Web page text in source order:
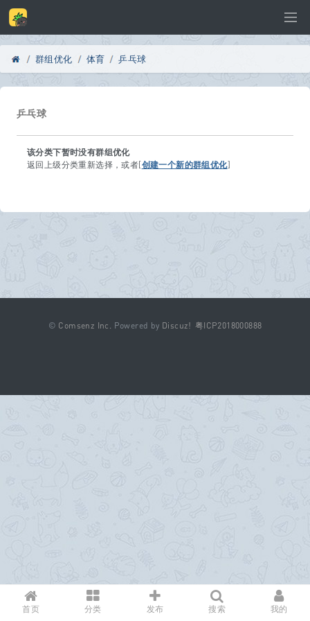
Di
uz
›
群组优化
›
体育
›
乒乓球
乒乓球
该分类下暂时没有群组优化
返回上级分类重新选择，或者[创建一个新的群组优化]
首页 分类 发布 搜索 我的
© Comsenz Inc. Powered by Discuz! 粤ICP2018000888